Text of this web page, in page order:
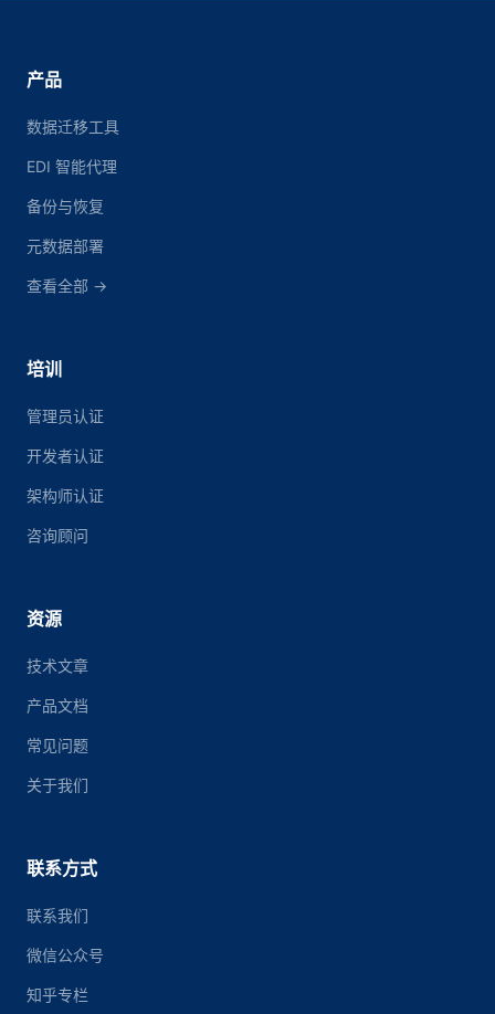
产品
数据迁移工具
EDI 智能代理
备份与恢复
元数据部署
查看全部 →
培训
管理员认证
开发者认证
架构师认证
咨询顾问
资源
技术文章
产品文档
常见问题
关于我们
联系方式
联系我们
微信公众号
知乎专栏